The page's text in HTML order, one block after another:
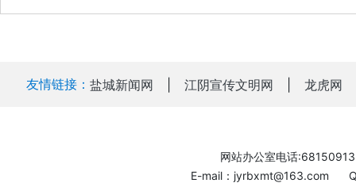
友情链接： 盐城新闻网 江阴宣传文明网 龙虎网
网站办公室电话:68150913
E-mail：jyrbxmt@163.com